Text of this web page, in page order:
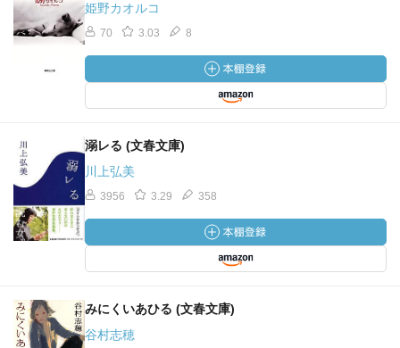
姫野カオルコ
70 3.03 8
溺レる (文春文庫)
川上弘美
3956 3.29 358
みにくいあひる (文春文庫)
谷村志穂